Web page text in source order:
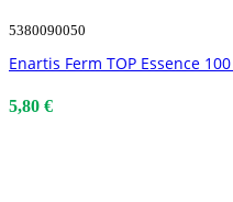
5380090050
Enartis Ferm TOP Essence
5,80 €